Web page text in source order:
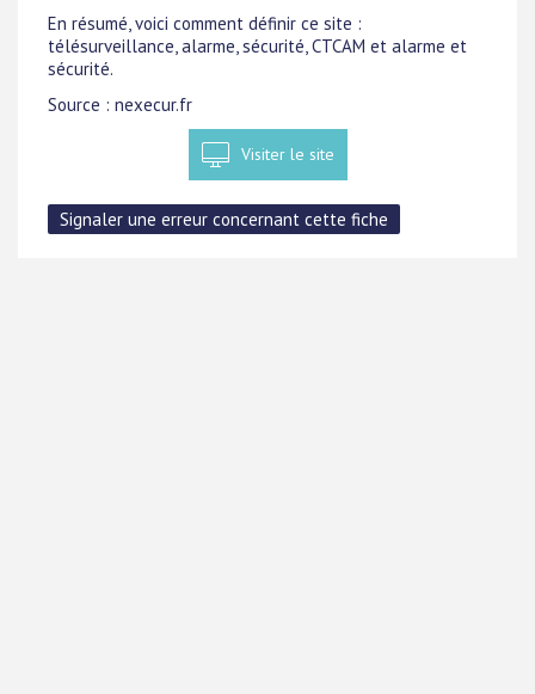
En résumé, voici comment définir ce site :
télésurveillance, alarme, sécurité, CTCAM et alarme et
sécurité.
Source : nexecur.fr
Visiter le site